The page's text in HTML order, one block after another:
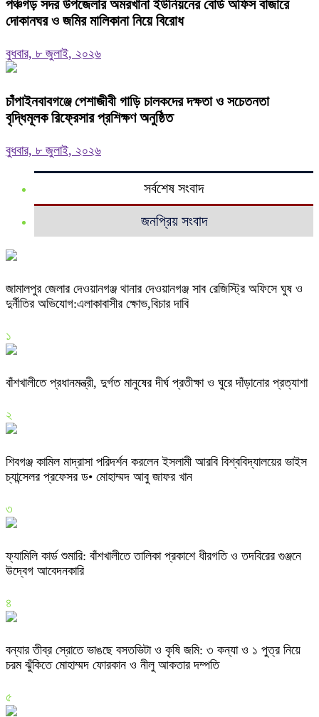
পঞ্চগড় সদর উপজেলার অমরখানা ইউনিয়নের বোর্ড অফিস বাজারে
দোকানঘর ও জমির মালিকানা নিয়ে বিরোধ
বুধবার, ৮ জুলাই, ২০২৬
চাঁপাইনবাবগঞ্জে পেশাজীবী গাড়ি চালকদের দক্ষতা ও সচেতনতা
বৃদ্ধিমূলক রিফ্রেসার প্রশিক্ষণ অনুষ্ঠিত
বুধবার, ৮ জুলাই, ২০২৬
সর্বশেষ সংবাদ
জনপ্রিয় সংবাদ
জামালপুর জেলার দেওয়ানগঞ্জ থানার দেওয়ানগঞ্জ সাব রেজিস্ট্রি অফিসে ঘুষ ও
দুর্নীতির অভিযোগ:এলাকাবাসীর ক্ষোভ,বিচার দাবি
১
বাঁশখালীতে প্রধানমন্ত্রী, দুর্গত মানুষের দীর্ঘ প্রতীক্ষা ও ঘুরে দাঁড়ানোর প্রত্যাশা
২
শিবগঞ্জ কামিল মাদ্রাসা পরিদর্শন করলেন ইসলামী আরবি বিশ্ববিদ্যালয়ের ভাইস
চ্যান্সেলর প্রফেসর ড• মোহাম্মদ আবু জাফর খান
৩
ফ্যামিলি কার্ড শুমারি: বাঁশখালীতে তালিকা প্রকাশে ধীরগতি ও তদবিরের গুঞ্জনে
উদ্বেগ আবেদনকারি
৪
বন্যার তীব্র স্রোতে ভাঙছে বসতভিটা ও কৃষি জমি: ৩ কন্যা ও ১ পুত্র নিয়ে
চরম ঝুঁকিতে মোহাম্মদ ফোরকান ও নীলু আকতার দম্পতি
৫